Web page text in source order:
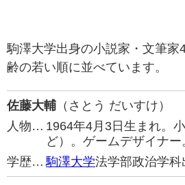
駒澤大学出身の小説家・文筆家
齢の若い順に並べています。
佐藤大輔 （さとう だいすけ）
人物… 1964年4月3日生まれ。
ど）。ゲームデザイナー
学歴… 駒澤大学法学部政治学科